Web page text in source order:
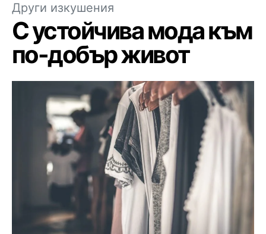
Други изкушения
С устойчива мода към
по-добър живот